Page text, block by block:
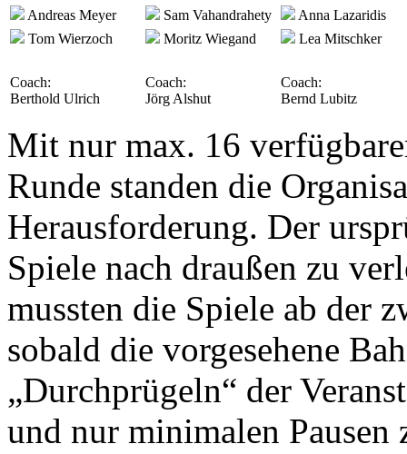
Andreas Meyer
Sam Vahandrahety
Anna Lazaridis
Tom Wierzoch
Moritz Wiegand Lea Mitschker
Coach:
Berthold Ulrich
Coach:
Jörg Alshut
Coach:
Bernd Lubitz
Mit nur max. 16
Runde standen die
Herausforderung. Der
Spiele nach draußen zu
mussten die Spiele ab der
sobald die vorgesehene
„Durchprügeln“ der
und nur minimalen Pausen